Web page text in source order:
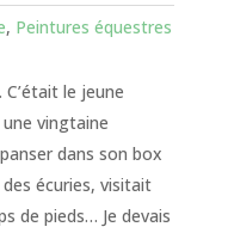
, Peintures équestres
C’était le jeune
vingtaine
dans son box
écuries, visitait
de pieds… Je devais